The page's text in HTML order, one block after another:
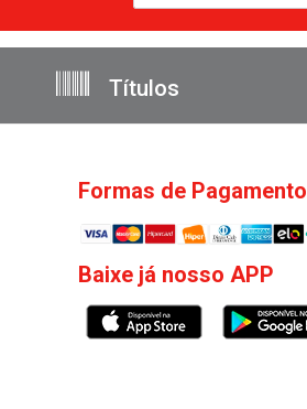
Títulos
Formas de Pagamento
Baixe já nosso APP